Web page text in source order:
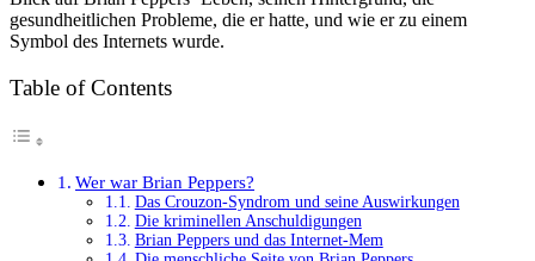
gesundheitlichen Probleme, die er hatte, und wie er zu einem
Symbol des Internets wurde.
Table of Contents
Wer war Brian Peppers?
Das Crouzon-Syndrom und seine Auswirkungen
Die kriminellen Anschuldigungen
Brian Peppers und das Internet-Mem